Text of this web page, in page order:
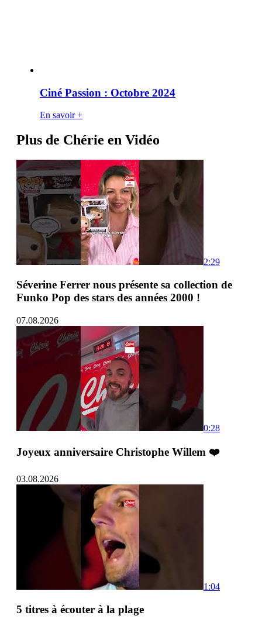
Ciné Passion : Octobre 2024
En savoir +
Plus de Chérie en Vidéo
2:29
Séverine Ferrer nous présente sa collection de
Funko Pop des stars des années 2000 !
07.08.2026
0:28
Joyeux anniversaire Christophe Willem ❤️
03.08.2026
1:04
5 titres à écouter à la plage